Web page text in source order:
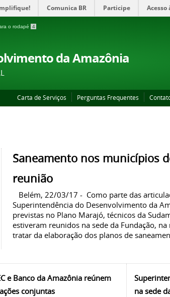
Comunica BR Participe Acesso
o rodapé 4
da Amazônia
Carta de Serviços Perguntas Frequentes
Saneamento nos municípios
reunião
Belém, 22/03/17 - Como parte das
Superintendência do Desenvolvimento da
previstas no Plano Marajó, técnicos da
estiveram reunidos na sede da Fundação,
tratar da elaboração dos planos de
e Banco da Amazônia reúnem
conjuntas
na sede